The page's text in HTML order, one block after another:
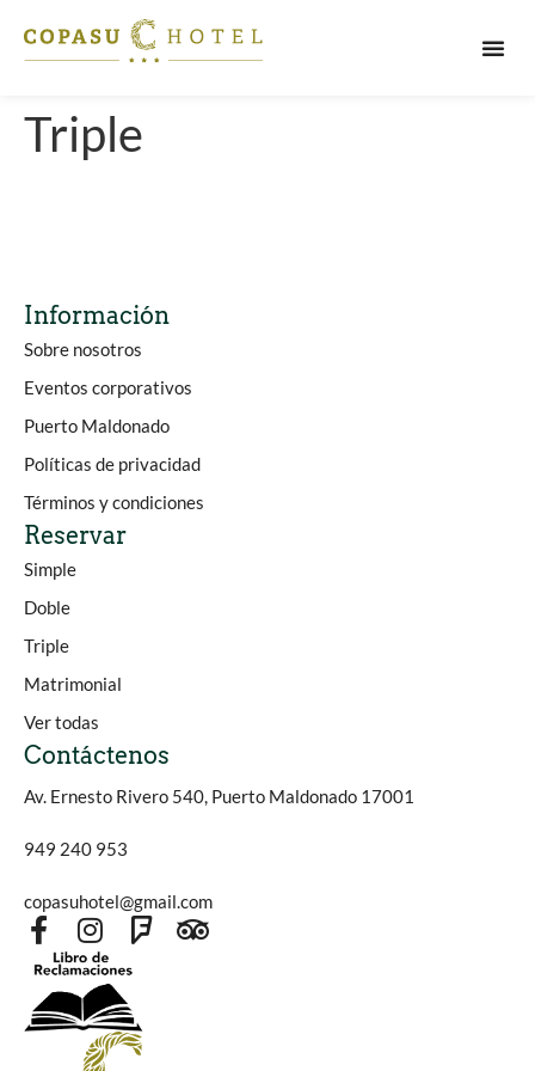
Triple
Información
Sobre nosotros
Eventos corporativos
Puerto Maldonado
Políticas de privacidad
Términos y condiciones
Reservar
Simple
Doble
Triple
Matrimonial
Ver todas
Contáctenos
Av. Ernesto Rivero 540, Puerto Maldonado 17001
949 240 953
copasuhotel@gmail.com